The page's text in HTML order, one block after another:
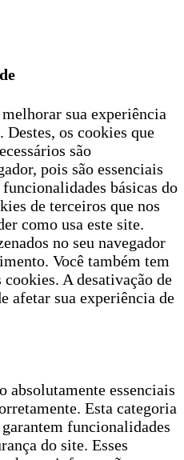
sua experiência
Destes, os cookies que
são
pois são essenciais
básicas do
de terceiros que nos
como usa este site.
no seu navegador
Você também tem
cookies. A desativação de
afetar sua experiência de
absolutamente essenciais
Esta categoria
funcionalidades
do site. Esses